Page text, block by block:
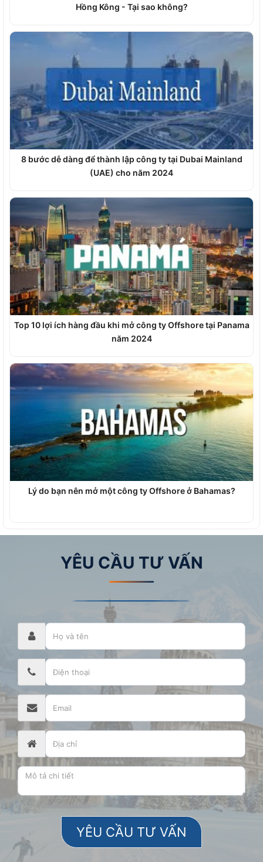
Hồng Kông - Tại sao không?
8 bước dễ dàng để thành lập công ty tại Dubai Mainland
(UAE) cho năm 2024
Top 10 lợi ích hàng đầu khi mở công ty Offshore tại Panama
năm 2024
Lý do bạn nên mở một công ty Offshore ở Bahamas?
YÊU CẦU TƯ VẤN